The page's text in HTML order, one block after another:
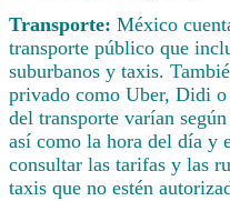
Transporte: México
transporte público que
suburbanos y taxis.
privado como Uber, Didi
del transporte varían
así como la hora del día y
consultar las tarifas y las
taxis que no estén